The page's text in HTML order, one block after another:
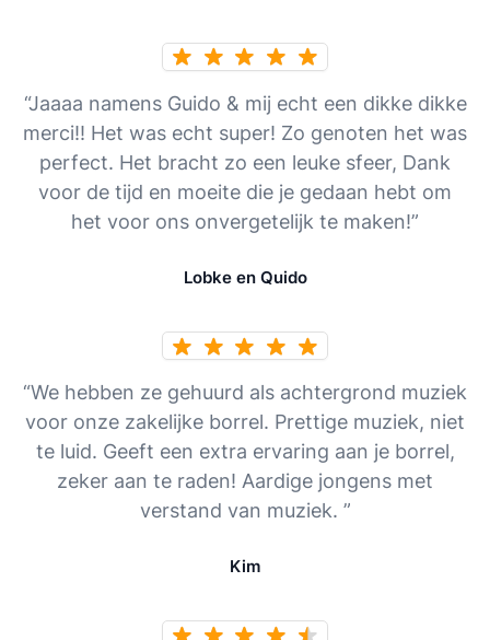
“Jaaaa namens Guido & mij echt een dikke dikke
merci!! Het was echt super! Zo genoten het was
perfect. Het bracht zo een leuke sfeer, Dank
voor de tijd en moeite die je gedaan hebt om
het voor ons onvergetelijk te maken!”
Lobke en Quido
“We hebben ze gehuurd als achtergrond muziek
voor onze zakelijke borrel. Prettige muziek, niet
te luid. Geeft een extra ervaring aan je borrel,
zeker aan te raden! Aardige jongens met
verstand van muziek. ”
Kim